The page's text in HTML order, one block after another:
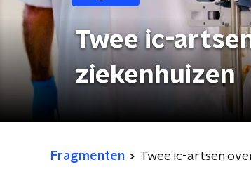
Twee ic-
ziekenhuizen
Fragmenten Twee ic-artsen